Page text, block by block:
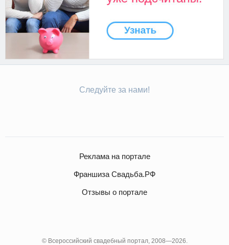
Следуйте за нами!
Реклама на портале
Франшиза Свадьба.РФ
Отзывы о портале
© Всероссийский свадебный портал, 2008—2026.